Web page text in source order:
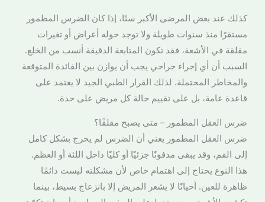
كذلك عند بعض المرضى الأكبر سنًا، إذا كان الضرس المطمور
مستقرًا منذ سنوات طويلة ولا توجد حوله أعراض أو تغيرات
مقلقة في الأشعة، فقد تكون المتابعة الدقيقة أنسب من الخلع.
السبب أن أي إجراء جراحي يجب أن يوازن بين الفائدة المتوقعة
والمخاطر المحتملة. لذلك القرار الطبي الجيد لا يعتمد على
قاعدة عامة، بل على تقييم حالة كل مريض على حدة.
ضرس العقل المطمور – متى يصبح مقلقًا؟
ضرس العقل المطمور يعني أن الضرس لم يخرج بشكل كامل
إلى الفم، وقد يبقى مدفونًا جزئيًا أو كليًا داخل اللثة أو العظم.
هذا النوع يحتاج إلى اهتمام خاص لأن مشكلته ليست دائمًا
ظاهرة للعين. أحيانًا لا يشعر المريض إلا بانزعاج بسيط، بينما